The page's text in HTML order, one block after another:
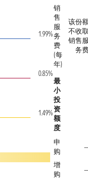
1.99%
0.85%
1.49%
销
售
服
务
费
(每
年)
该份
不收
销售
务
最
小
投
资
额
度
申
购
增
购